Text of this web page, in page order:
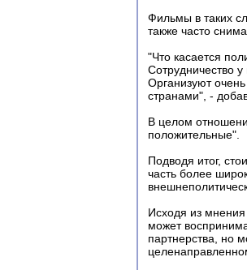
Фильмы в таких
также часто
"Что касается
Сотрудничество
Организуют
странами", -
В целом
положительные".
Подводя итог,
часть более
Исходя из
может
партнерства, но